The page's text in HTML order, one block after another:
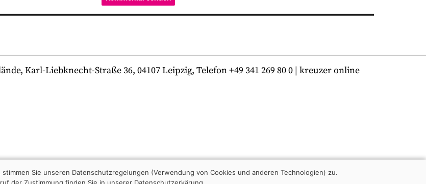
Karl-Liebknecht-Straße 36, 04107 Leipzig, Telefon +49 341 269 80 0 | kreuzer online
Sie unseren Datenschutzregelungen (Verwendung von Cookies und anderen Technologien) zu.
der Zustimmung finden Sie in unserer Datenschutzerkärung.